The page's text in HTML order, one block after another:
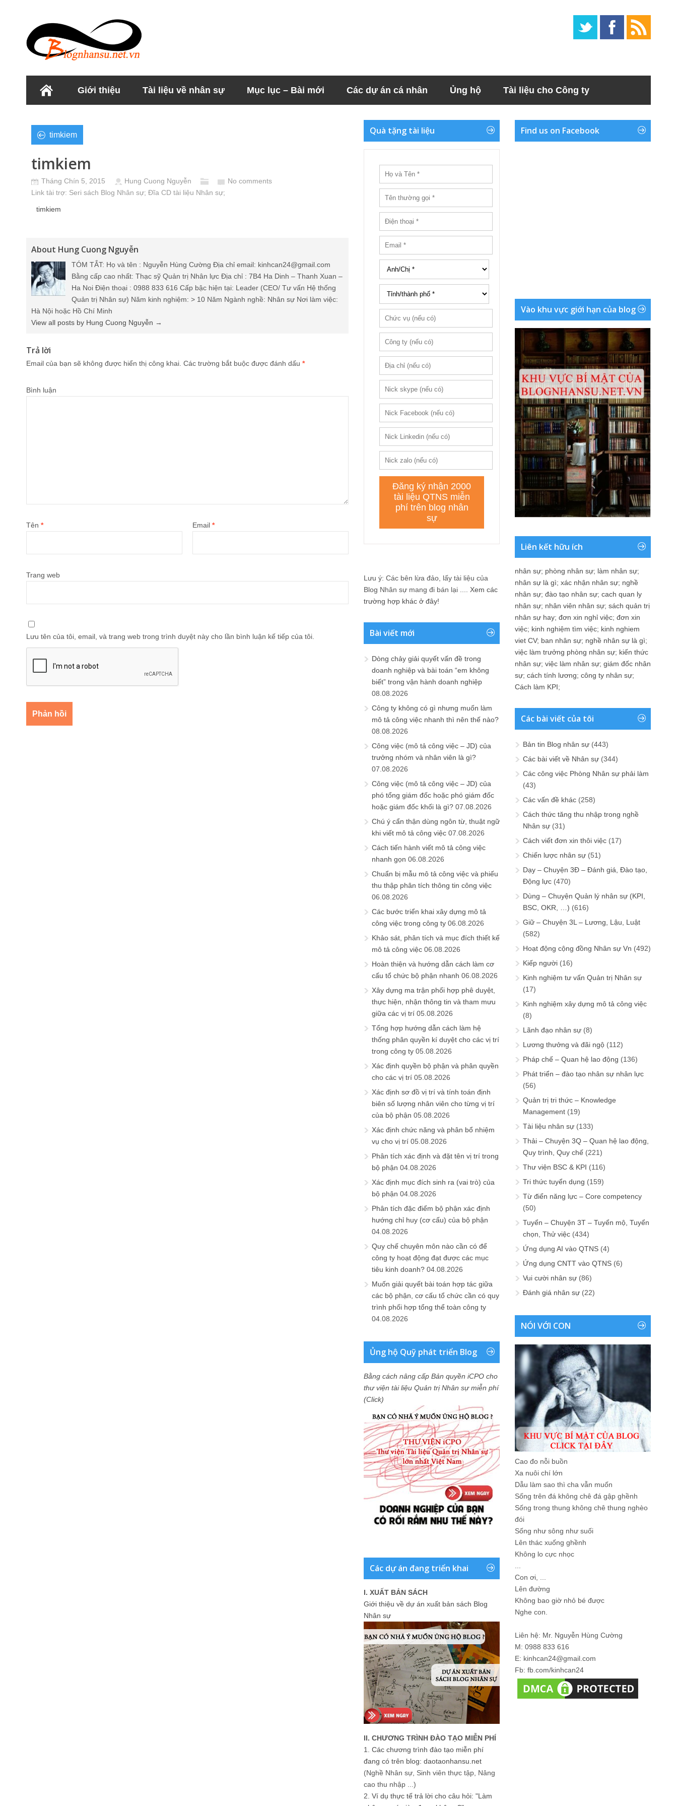
Giới thiệu Tài liệu về nhân sự Mục lục – Bài mới Các dự án cá nhân Ủng hộ Tài liệu cho Công ty
timkiem
timkiem
Tháng Chín 5, 2015 Hung Cuong Nguyễn
No comments
Link tài trợ: Seri sách Blog Nhân sự; Đĩa CD tài liệu Nhân sự;
timkiem
About Hung Cuong Nguyễn
TÓM TẮT: Họ và tên : Nguyễn Hùng Cường Địa chỉ email: kinhcan24@gmail.com
Bằng cấp cao nhất: Thạc sỹ Quản trị Nhân lực Địa chỉ : 7B4 Ha Dinh – Thanh Xuan –
Ha Noi Điện thoại : 0988 833 616 Cấp bậc hiện tại: Leader (CEO/ Tư vấn Hệ thống
Quản trị Nhân sự) Năm kinh nghiệm: > 10 Năm Ngành nghề: Nhân sự Nơi làm việc:
Hà Nội hoặc Hồ Chí Minh
View all posts by Hung Cuong Nguyễn →
Trả lời
Email của bạn sẽ không được hiển thị công khai. Các trường bắt buộc được đánh dấu *
Bình luận
Tên * Email *
Trang web
Lưu tên của tôi, email, và trang web trong trình duyệt này cho lần bình luận kế tiếp của tôi.
Quà tặng tài liệu
Lưu ý: Các bên lừa đảo, lấy tài liệu của
Blog Nhân sự mang đi bán lại .... Xem các
trường hợp khác ở đây!
Bài viết mới
Dòng chảy giải quyết vấn đề trong
doanh nghiệp và bài toán “em không
biết” trong vận hành doanh nghiệp
08.08.2026
Công ty không có gì nhưng muốn làm
mô tả công việc nhanh thì nên thế nào?
08.08.2026
Công việc (mô tả công việc – JD) của
trưởng nhóm và nhân viên là gì?
07.08.2026
Công việc (mô tả công việc – JD) của
phó tổng giám đốc hoặc phó giám đốc
hoặc giám đốc khối là gì? 07.08.2026
Chú ý cẩn thận dùng ngôn từ, thuật ngữ
khi viết mô tả công việc 07.08.2026
Cách tiến hành viết mô tả công việc
nhanh gọn 06.08.2026
Chuẩn bị mẫu mô tả công việc và phiếu
thu thập phân tích thông tin công việc
06.08.2026
Các bước triển khai xây dựng mô tả
công việc trong công ty 06.08.2026
Khảo sát, phân tích và mục đích thiết kế
mô tả công việc 06.08.2026
Hoàn thiện và hướng dẫn cách làm cơ
cấu tổ chức bộ phận nhanh 06.08.2026
Xây dựng ma trận phối hợp phê duyệt,
thực hiện, nhận thông tin và tham mưu
giữa các vị trí 05.08.2026
Tổng hợp hướng dẫn cách làm hệ
thống phân quyền kí duyệt cho các vị trí
trong công ty 05.08.2026
Xác định quyền bộ phận và phân quyền
cho các vị trí 05.08.2026
Xác định sơ đồ vị trí và tính toán định
biên số lượng nhân viên cho từng vị trí
của bộ phận 05.08.2026
Xác định chức năng và phân bổ nhiệm
vụ cho vị trí 05.08.2026
Phân tích xác định và đặt tên vị trí trong
bộ phận 04.08.2026
Xác định mục đích sinh ra (vai trò) của
bộ phận 04.08.2026
Phân tích đặc điểm bộ phận xác định
hướng chỉ huy (cơ cấu) của bộ phận
04.08.2026
Quy chế chuyên môn nào cần có để
công ty hoạt động đạt được các mục
tiêu kinh doanh? 04.08.2026
Muốn giải quyết bài toán hợp tác giữa
các bộ phận, cơ cấu tổ chức cần có quy
trình phối hợp tổng thể toàn công ty
04.08.2026
Ủng hộ Quỹ phát triển Blog
Bằng cách nâng cấp Bản quyền iCPO cho
thư viện tài liệu Quản trị Nhân sự miễn phí
(Click)
Các dự án đang triển khai
I. XUẤT BẢN SÁCH
Giới thiệu về dự án xuất bản sách Blog
Nhân sự
II. CHƯƠNG TRÌNH ĐÀO TẠO MIỄN PHÍ
1. Các chương trình đào tạo miễn phí
đang có trên blog: daotaonhansu.net
(Nghề Nhân sự, Sinh viên thực tập, Nâng
cao thu nhập ...)
2. Ví dụ thực tế trả lời cho câu hỏi: "Làm
Find us on Facebook
Vào khu vực giới hạn của blog
Liên kết hữu ích
nhân sự; phòng nhân sự; làm nhân sự;
nhân sự là gì; xác nhận nhân sự; nghề
nhân sự; đào tạo nhân sự; cach quan ly
nhân sự; nhân viên nhân sự; sách quản trị
nhân sự hay; đơn xin nghỉ việc; đơn xin
việc; kinh nghiệm tìm việc; kinh nghiem
viet CV; ban nhân sự; nghề nhân sự là gì;
việc làm trưởng phòng nhân sự; kiến thức
nhân sự; việc làm nhân sự; giám đốc nhân
sự; cách tính lương; công ty nhân sự;
Cách làm KPI;
Các bài viết của tôi
Bản tin Blog nhân sự (443)
Các bài viết về Nhân sự (344)
Các công việc Phòng Nhân sự phải làm
(43)
Các vấn đề khác (258)
Cách thức tăng thu nhập trong nghề
Nhân sự (31)
Cách viết đơn xin thôi việc (17)
Chiến lược nhân sự (51)
Dạy – Chuyện 3Đ – Đánh giá, Đào tạo,
Động lực (470)
Dùng – Chuyện Quản lý nhân sự (KPI,
BSC, OKR, …) (616)
Giữ – Chuyện 3L – Lương, Lậu, Luật
(582)
Hoạt động cộng đồng Nhân sự Vn (492)
Kiếp người (16)
Kinh nghiệm tư vấn Quản trị Nhân sự
(17)
Kinh nghiệm xây dựng mô tả công việc
(8)
Lãnh đạo nhân sự (8)
Lương thưởng và đãi ngộ (112)
Pháp chế – Quan hệ lao động (136)
Phát triển – đào tạo nhân sự nhân lực
(56)
Quản trị tri thức – Knowledge
Management (19)
Tài liệu nhân sự (133)
Thải – Chuyện 3Q – Quan hệ lao động,
Quy trình, Quy chế (221)
Thư viện BSC & KPI (116)
Tri thức tuyển dụng (159)
Từ điển năng lực – Core competency
(50)
Tuyển – Chuyện 3T – Tuyển mộ, Tuyển
chọn, Thử việc (434)
Ứng dụng AI vào QTNS (4)
Ứng dụng CNTT vào QTNS (6)
Vui cười nhân sự (86)
Đánh giá nhân sự (22)
NÓI VỚI CON
Cao đo nỗi buồn
Xa nuôi chí lớn
Dẫu làm sao thì cha vẫn muốn
Sống trên đá không chê đá gập ghềnh
Sống trong thung không chê thung nghèo
đói
Sống như sông như suối
Lên thác xuống ghềnh
Không lo cực nhọc
Con ơi, ...
Lên đường
Không bao giờ nhỏ bé được
Nghe con.
Liên hệ: Mr. Nguyễn Hùng Cường
M: 0988 833 616
E: kinhcan24@gmail.com
Fb: fb.com/kinhcan24